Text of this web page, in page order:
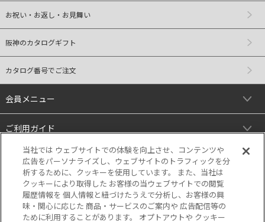
お祝い・お返し・お見舞い
阪神のカタログギフト
カタログ番号でご注文
会員メニュー
ご利用ガイド
リンク
当社では ウェブサイトでの体験を向上させ、コンテンツや
広告をパーソナライズし、ウェブサイトのトラフィックを分
析するために、クッキーを使用しています。 また、当社は
クッキーにより取得した お客様の当ウェブサイトでの閲覧
履歴情報を 個人情報と紐づけたうえで分析し、お客様の興
味・関心に応じた 商品・サービスのご案内や 広告配信等の
ために利用することがあります。 オプトアウトや クッキー